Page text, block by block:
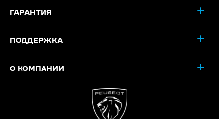
ГАРАНТИЯ
ПОДДЕРЖКА
О КОМПАНИИ